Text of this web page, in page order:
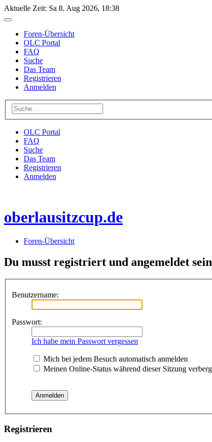
Aktuelle Zeit: Sa 8. Aug 2026, 18:38
Foren-Übersicht
OLC Portal
FAQ
Suche
Das Team
Registrieren
Anmelden
OLC Portal
FAQ
Suche
Das Team
Registrieren
Anmelden
oberlausitzcup.de
Foren-Übersicht
Du musst registriert und angemeldet
Benutzername:
Passwort:
Ich habe mein Passwort vergessen
Mich bei jedem Besuch automatisch anmelden
Meinen Online-Status während dieser Sitzung
Registrieren